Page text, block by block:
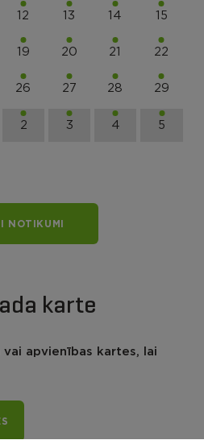
12 13 14 15
19 20 21 22
26 27 28 29
2 3 4 5
NOTIKUMI
karte
vai apvienības kartes, lai